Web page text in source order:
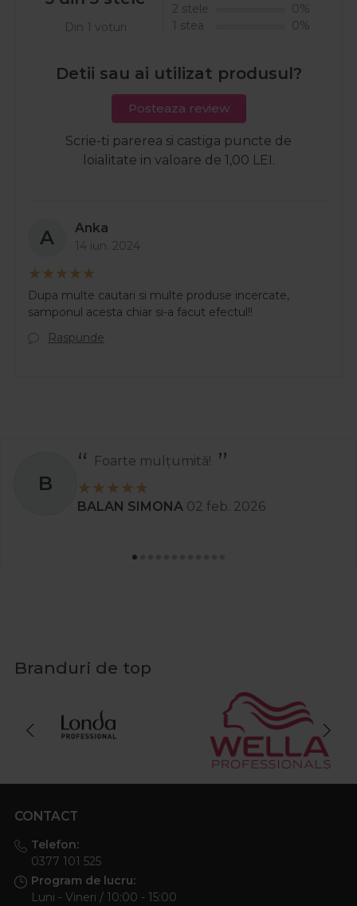
Din 1 voturi
2 stele
0%
1 stea
0%
Detii sau ai utilizat produsul?
Posteaza review
Scrie-ti parerea si castiga puncte de
loialitate in valoare de 1,00 LEI.
A Anka
14 iun. 2024
Dupa multe cautari si multe produse incercate,
samponul acesta chiar si-a facut efectul!!
Raspunde
S
Recomand
Stanciu Aura Andreea 02 apr. 2025
Branduri de top
CONTACT
Telefon:
0377 101 525
Program de lucru:
Luni - Vineri / 10:00 - 15:00